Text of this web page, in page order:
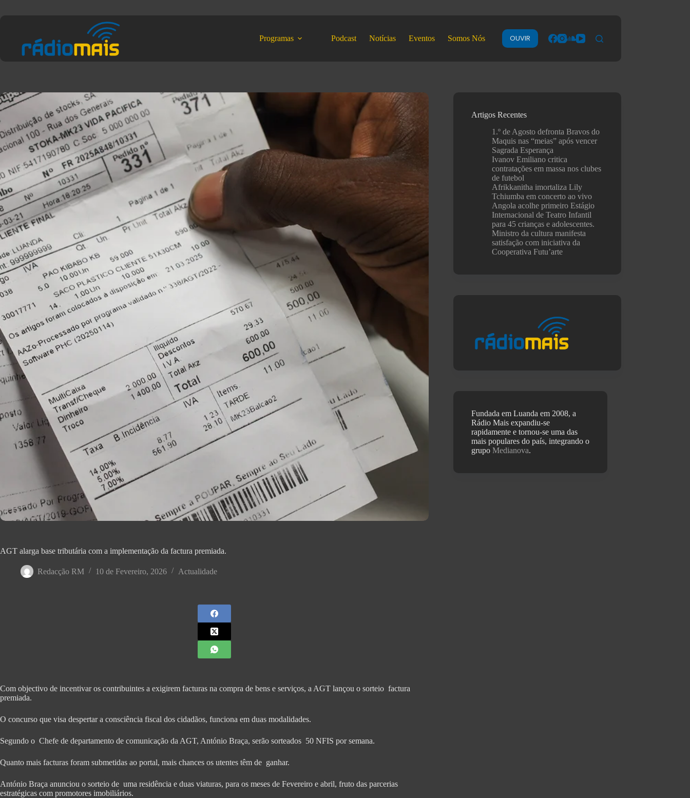
Programas Podcast Notícias Eventos Somos Nós OUVIR
AGT alarga base tributária com a implementação da factura premiada.
Redacção RM 10 de Fevereiro, 2026 Actualidade
Com objectivo de incentivar os contribuintes a exigirem facturas na compra de bens e serviços, a AGT lançou o sorteio factura
premiada.
O concurso que visa despertar a consciência fiscal dos cidadãos, funciona em duas modalidades.
Segundo o Chefe de departamento de comunicação da AGT, António Braça, serão sorteados 50 NFIS por semana.
Quanto mais facturas foram submetidas ao portal, mais chances os utentes têm de ganhar.
António Braça anunciou o sorteio de uma residência e duas viaturas, para os meses de Fevereiro e abril, fruto das parcerias
estratégicas com promotores imobiliários.
Artigos Recentes
1.º de Agosto defronta Bravos do
Maquis nas “meias” após vencer
Sagrada Esperança
Ivanov Emiliano critica
contratações em massa nos clubes
de futebol
Afrikkanitha imortaliza Lily
Tchiumba em concerto ao vivo
Angola acolhe primeiro Estágio
Internacional de Teatro Infantil
para 45 crianças e adolescentes.
Ministro da cultura manifesta
satisfação com iniciativa da
Cooperativa Futu’arte
Fundada em Luanda em 2008, a
Rádio Mais expandiu-se
rapidamente e tornou-se uma das
mais populares do país, integrando o
grupoMedianova.